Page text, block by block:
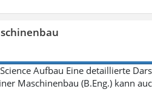
Aufbau Eine detaillierte
Maschinenbau (B.Eng.) kann